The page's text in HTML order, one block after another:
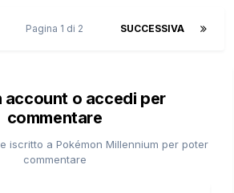
SUCCESSIVA
Pagina 1 di 2
account o accedi per
commentare
iscritto a Pokémon Millennium per poter
commentare